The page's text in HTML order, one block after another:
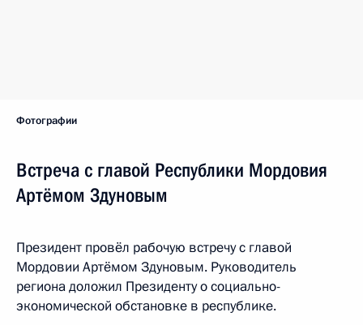
Фотографии
Встреча с главой Республики Мордовия
Артёмом Здуновым
Президент провёл рабочую встречу с главой
Мордовии Артёмом Здуновым. Руководитель
региона доложил Президенту о социально-
экономической обстановке в республике.